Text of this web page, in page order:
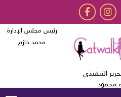
التنفيذى
محمود
رئيس مجلس الإدارة
محمد حازم